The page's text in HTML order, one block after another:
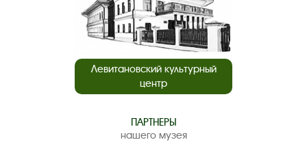
Левитановский культурный
центр
ПАРТНЕРЫ
нашего музея